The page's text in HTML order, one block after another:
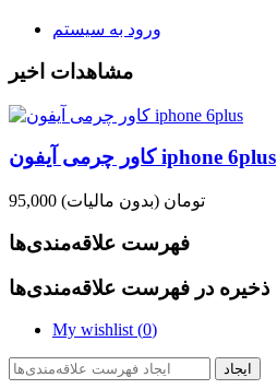
ورود به سیستم
مشاهدات اخیر
کاور چرمی آیفون iphone 6plus
95,000 تومان (بدون مالیات)
فهرست علاقه‌مندی‌ها
ذخیره در فهرست علاقه‌مندی‌ها
My wishlist (0)
ایجاد